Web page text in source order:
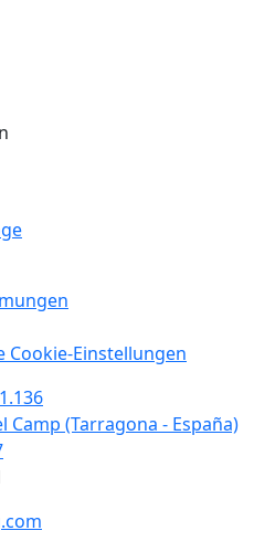
Cookie-Einstellungen
Camp (Tarragona - España)